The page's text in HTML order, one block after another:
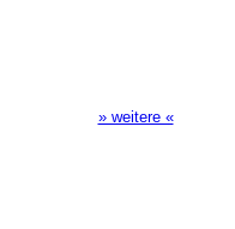
» weitere «